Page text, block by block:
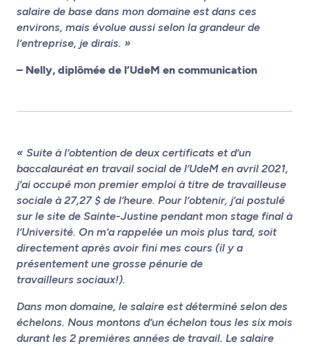
salaire de base dans mon domaine est dans ces
environs, mais évolue aussi selon la grandeur de
l’entreprise, je dirais. »
– Nelly, diplômée de l’UdeM en communication
« Suite à l’obtention de deux certificats et d’un
baccalauréat en travail social de l’UdeM en avril 2021,
j’ai occupé mon premier emploi à titre de travailleuse
sociale à 27,27 $ de l’heure. Pour l’obtenir, j’ai postulé
sur le site de Sainte-Justine pendant mon stage final à
l’Université. On m’a rappelée un mois plus tard, soit
directement après avoir fini mes cours (il y a
présentement une grosse pénurie de
travailleurs sociaux!).
Dans mon domaine, le salaire est déterminé selon des
échelons. Nous montons d’un échelon tous les six mois
durant les 2 premières années de travail. Le salaire